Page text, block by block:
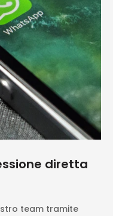
diretta
team tramite